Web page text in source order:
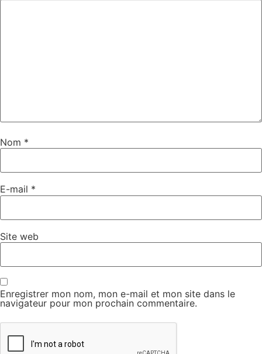
Nom *
E-mail *
Site web
Enregistrer mon nom, mon e-mail et mon site dans le
navigateur pour mon prochain commentaire.